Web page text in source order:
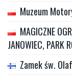
Muzeum
MAGICZNE
JANOWIEC, PARK
Zamek św.